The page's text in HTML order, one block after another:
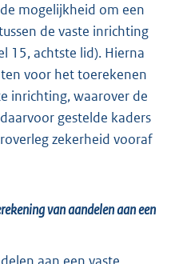
mogelijkheid om een
de vaste inrichting
15, achtste lid). Hierna
voor het toerekenen
inrichting, waarover de
gestelde kaders
zekerheid vooraf
van aandelen aan een